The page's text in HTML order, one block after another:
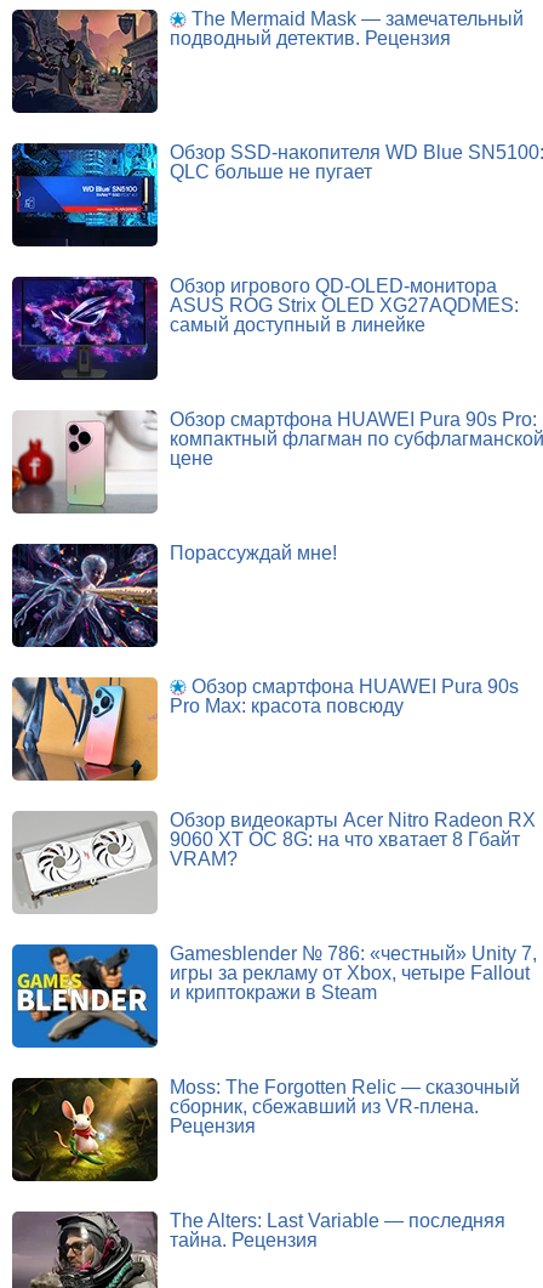
The Mermaid Mask — замечательный
подводный детектив. Рецензия
Обзор SSD-накопителя WD Blue SN5100:
QLC больше не пугает
Обзор игрового QD-OLED-монитора
ASUS ROG Strix OLED XG27AQDMES:
самый доступный в линейке
Обзор смартфона HUAWEI Pura 90s Pro:
компактный флагман по субфлагманской
цене
Порассуждай мне!
Обзор смартфона HUAWEI Pura 90s
Pro Max: красота повсюду
Обзор видеокарты Acer Nitro Radeon RX
9060 XT OC 8G: на что хватает 8 Гбайт
VRAM?
Gamesblender № 786: «честный» Unity 7,
игры за рекламу от Xbox, четыре Fallout
и криптокражи в Steam
Moss: The Forgotten Relic — сказочный
сборник, сбежавший из VR-плена.
Рецензия
The Alters: Last Variable — последняя
тайна. Рецензия